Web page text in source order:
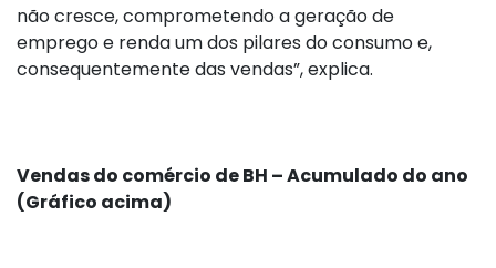
não cresce, comprometendo a geração de
emprego e renda um dos pilares do consumo e,
consequentemente das vendas”, explica.
Vendas do comércio de BH – Acumulado do ano
(Gráfico acima)